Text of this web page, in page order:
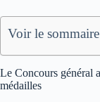
Voir le sommaire
Le Concours général
médailles